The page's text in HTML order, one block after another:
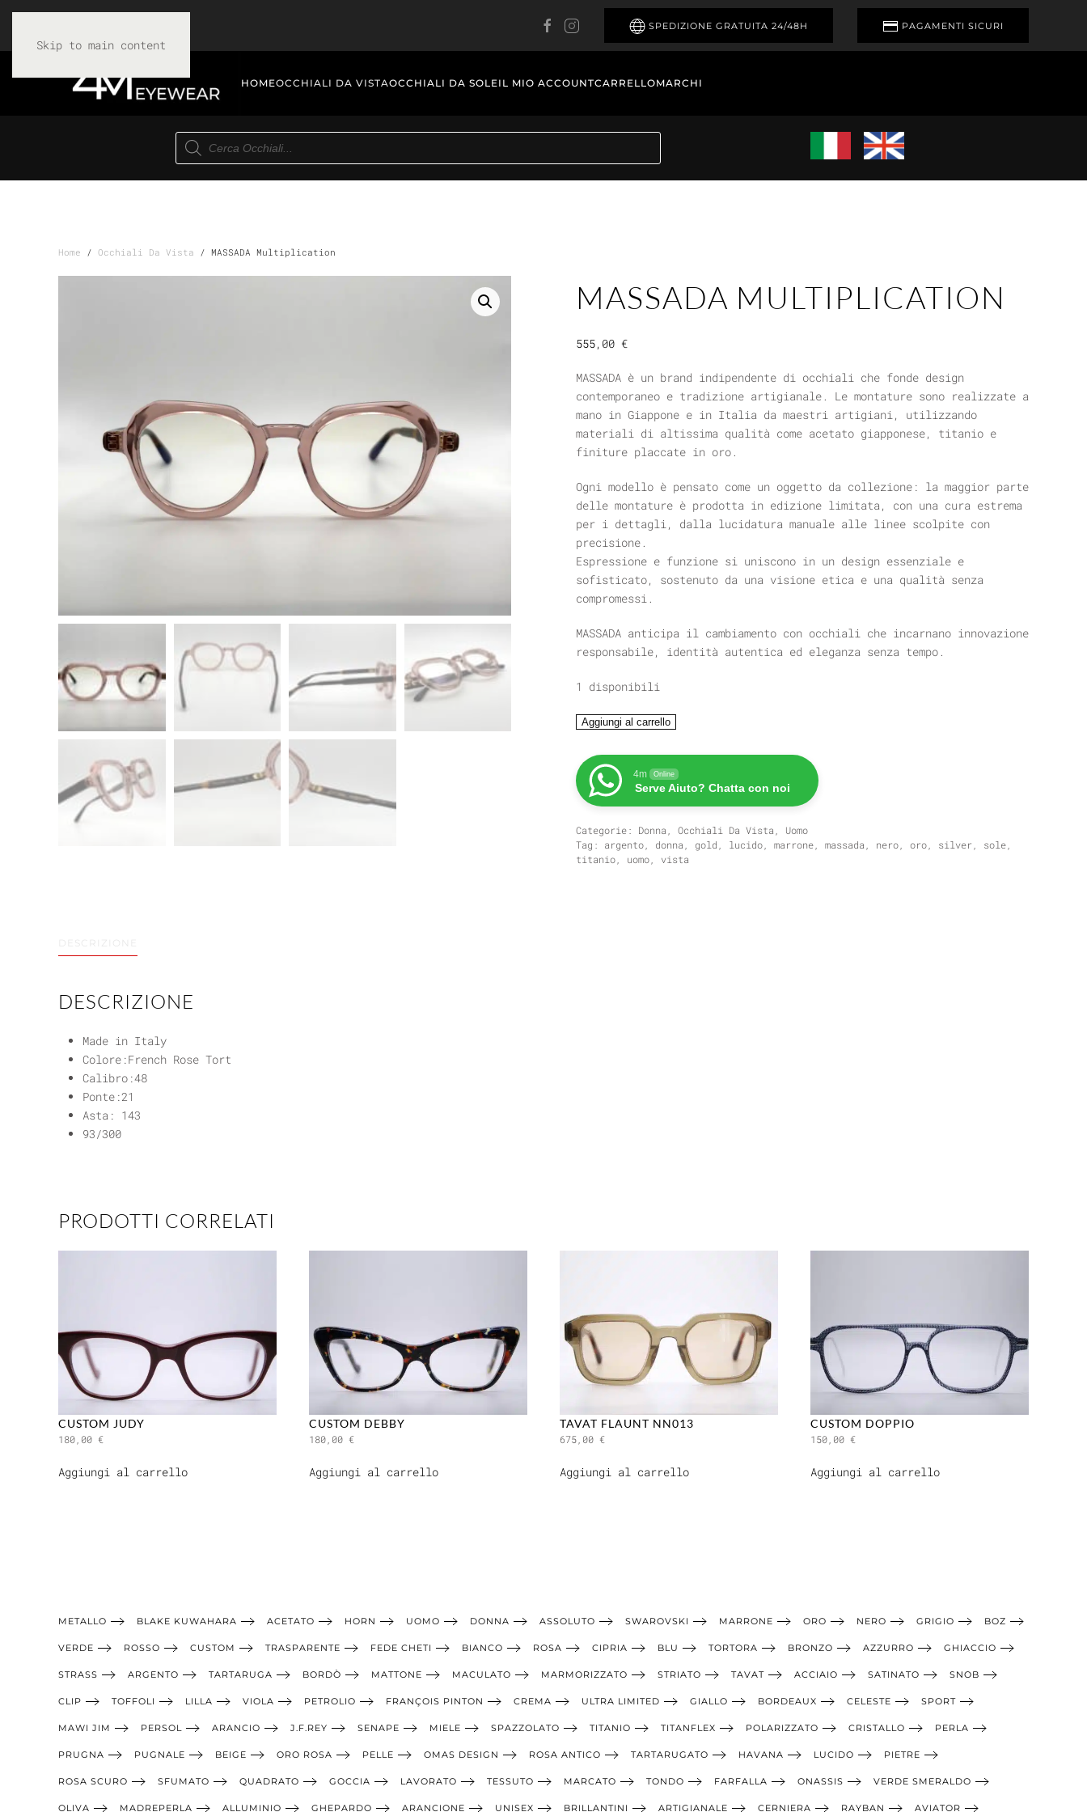
Skip to main content
SPEDIZIONE GRATUITA 24/48H PAGAMENTI SICURI
HOMEOCCHIALI DA VISTAOCCHIALI DA SOLEIL MIO ACCOUNTCARRELLOMARCHI
Products
search
Home / Occhiali Da Vista / MASSADA Multiplication
MASSADA MULTIPLICATION
555,00 €
MASSADA è un brand indipendente di occhiali che fonde design
contemporaneo e tradizione artigianale. Le montature sono realizzate a
mano in Giappone e in Italia da maestri artigiani, utilizzando
materiali di altissima qualità come acetato giapponese, titanio e
finiture placcate in oro.
Ogni modello è pensato come un oggetto da collezione: la maggior parte
delle montature è prodotta in edizione limitata, con una cura estrema
per i dettagli, dalla lucidatura manuale alle linee scolpite con
precisione.
Espressione e funzione si uniscono in un design essenziale e
sofisticato, sostenuto da una visione etica e una qualità senza
compromessi.
MASSADA anticipa il cambiamento con occhiali che incarnano innovazione
responsabile, identità autentica ed eleganza senza tempo.
1 disponibili
MASSADA
quantità
Aggiungi al carrello
4m Online
Serve Aiuto? Chatta con noi
Categorie: Donna Occhiali Da Vista
Uomo
Tag: argento donna gold lucido marrone massada nero oro silver sole
titanio
uomo vista
DESCRIZIONE
DESCRIZIONE
Made in Italy
Colore:French Rose Tort
Calibro:48
Ponte:21
Asta: 143
93/300
PRODOTTI CORRELATI
CUSTOM JUDY
180,00 €
Aggiungi al carrello
CUSTOM DEBBY
180,00 €
Aggiungi al carrello
TAVAT FLAUNT NN013
675,00 €
Aggiungi al carrello
CUSTOM DOPPIO
150,00 €
Aggiungi al carrello
METALLO BLAKE KUWAHARA ACETATO HORN UOMO DONNA ASSOLUTO SWAROVSKI MARRONE ORO NERO GRIGIO BOZ
VERDE ROSSO CUSTOM TRASPARENTE FEDE CHETI BIANCO ROSA CIPRIA BLU TORTORA BRONZO AZZURRO GHIACCIO
STRASS ARGENTO TARTARUGA BORDÒ MATTONE MACULATO MARMORIZZATO STRIATO TAVAT ACCIAIO SATINATO SNOB
CLIP TOFFOLI LILLA VIOLA PETROLIO FRANÇOIS PINTON CREMA ULTRA LIMITED GIALLO BORDEAUX CELESTE SPORT
MAWI JIM PERSOL ARANCIO J.F.REY SENAPE MIELE SPAZZOLATO TITANIO TITANFLEX POLARIZZATO CRISTALLO PERLA
PRUGNA PUGNALE BEIGE ORO ROSA PELLE OMAS DESIGN ROSA ANTICO TARTARUGATO HAVANA LUCIDO PIETRE
ROSA SCURO SFUMATO QUADRATO GOCCIA LAVORATO TESSUTO MARCATO TONDO FARFALLA ONASSIS VERDE SMERALDO
OLIVA MADREPERLA ALLUMINIO GHEPARDO ARANCIONE UNISEX BRILLANTINI ARTIGIANALE CERNIERA RAYBAN AVIATOR